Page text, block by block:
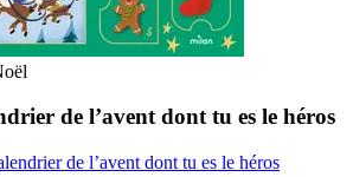
de l’avent dont tu es le héros
de l’avent dont tu es le héros